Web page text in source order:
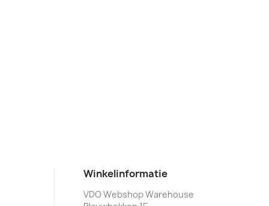
Winkelinformatie
VDO Webshop Warehouse